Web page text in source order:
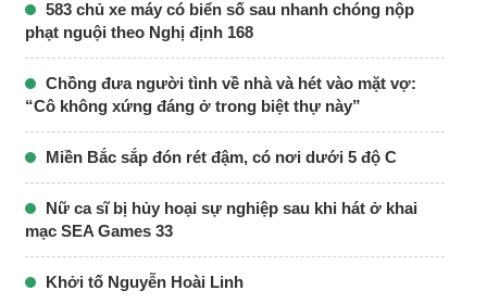
583 chủ xe máy có biển số sau nhanh chóng nộp
phạt nguội theo Nghị định 168
Chồng đưa người tình về nhà và hét vào mặt vợ:
“Cô không xứng đáng ở trong biệt thự này”
Miền Bắc sắp đón rét đậm, có nơi dưới 5 độ C
Nữ ca sĩ bị hủy hoại sự nghiệp sau khi hát ở khai
mạc SEA Games 33
Khởi tố Nguyễn Hoài Linh